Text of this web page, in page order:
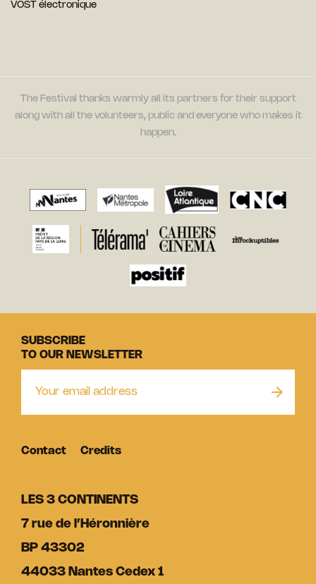
VOST électronique
The Festival thanks warmly all its partners for their support
along with all the volunteers, public and everyone who makes it
happen.
LES 3 CONTINENTS
7 rue de l’Héronnière
BP 43302
44033 Nantes Cedex 1
SUBSCRIBE
TO OUR NEWSLETTER
Contact Credits